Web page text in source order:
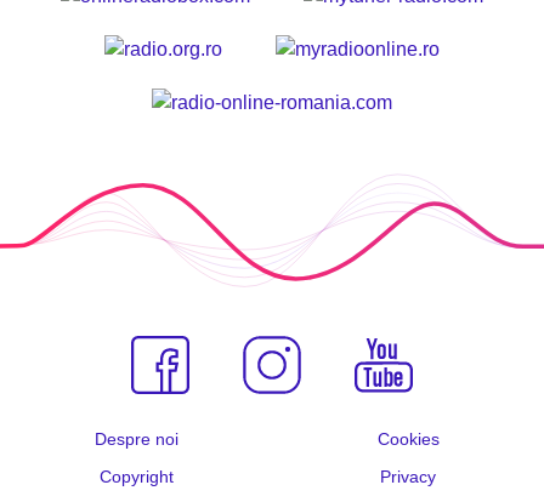
Despre noi
Cookies
Copyright
Privacy